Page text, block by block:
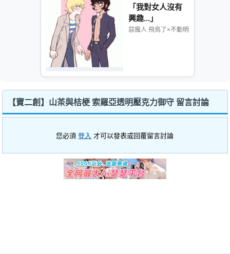
「我對女人沒有
興趣...」
惡魔人 飛鳥了×不動明
【寶二創】山茶與桔梗 索羅亞透明壓克力御守 留言討論
您必須登入 才可以發表或回覆留言討論